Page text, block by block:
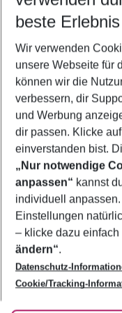
2 Erwachsene
Footer
Footer navigation
Über uns
AGB
Bestpreisgarantie
Cookie-Einstellungen
Cookie-Richtlinie
Agenturbetreuung
Barrierefreies Reisen
Folge uns
beste
Wir verwenden
unsere Webseite für
können wir die
verbessern, dir
und Werbung
dir passen. Klicke auf
einverstanden bist.
„Nur notwendige
anpassen“ kannst
individuell
Einstellungen
– klicke dazu einfach
ändern“.
Datenschutz-
Cookie/Tracking-